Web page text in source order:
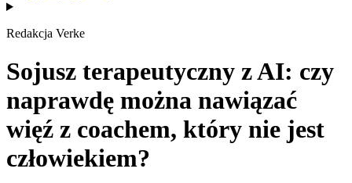
Redakcja Verke
Sojusz terapeutyczny z AI: czy
naprawdę można nawiązać
więź z coachem, który nie jest
człowiekiem?